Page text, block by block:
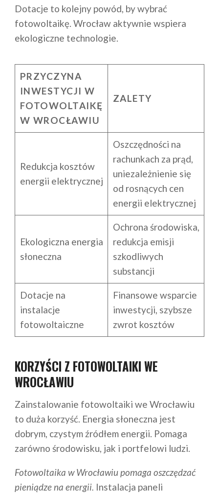
Dotacje to kolejny powód, by wybrać
fotowoltaikę. Wrocław aktywnie wspiera
ekologiczne technologie.
PRZYCZYNA
INWESTYCJI W
FOTOWOLTAIKĘ
W WROCŁAWIU
ZALETY
Redukcja kosztów
energii elektrycznej
Oszczędności na
rachunkach za prąd,
uniezależnienie się
od rosnących cen
energii elektrycznej
Ekologiczna energia
słoneczna
Ochrona środowiska,
redukcja emisji
szkodliwych
substancji
Dotacje na
instalacje
fotowoltaiczne
Finansowe wsparcie
inwestycji, szybsze
zwrot kosztów
KORZYŚCI Z FOTOWOLTAIKI WE
WROCŁAWIU
Zainstalowanie fotowoltaiki we Wrocławiu
to duża korzyść. Energia słoneczna jest
dobrym, czystym źródłem energii. Pomaga
zarówno środowisku, jak i portfelowi ludzi.
Fotowoltaika w Wrocławiu pomaga oszczędzać
pieniądze na energii. Instalacja paneli